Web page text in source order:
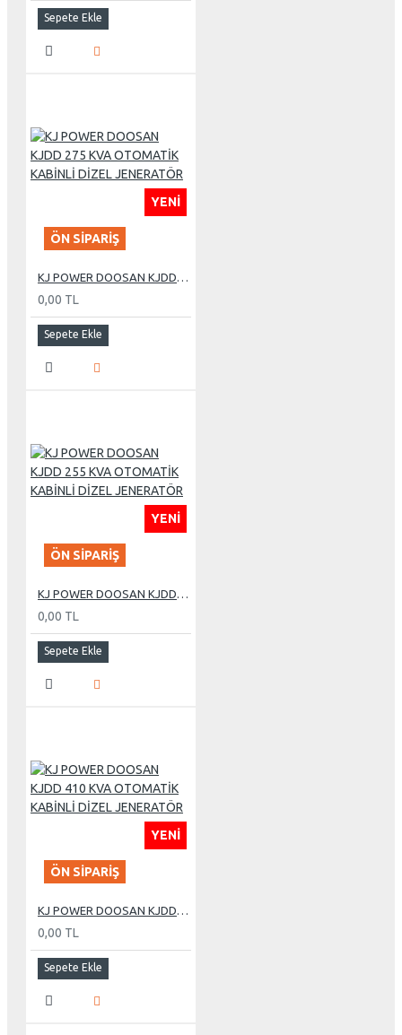
Sepete Ekle
YENI
ÖN SIPARIŞ
KJ POWER DOOSAN KJDD 275 KVA OTOMATİK KABİNLİ DİZEL JENERATÖR
0,00 TL
Sepete Ekle
YENI
ÖN SIPARIŞ
KJ POWER DOOSAN KJDD 255 KVA OTOMATİK KABİNLİ DİZEL JENERATÖR
0,00 TL
Sepete Ekle
YENI
ÖN SIPARIŞ
KJ POWER DOOSAN KJDD 410 KVA OTOMATİK KABİNLİ DİZEL JENERATÖR
0,00 TL
Sepete Ekle